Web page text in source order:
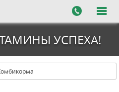
УСПЕХА!